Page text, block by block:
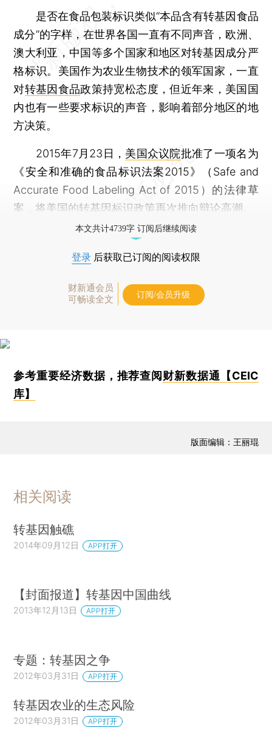
是否在食品包装标识类似“本品含有转基因食品
成分”的字样，在世界各国一直有不同声音，欧洲、
澳大利亚，中国等多个国家和地区对转基因成分严
格标识。美国作为农业生物技术的领军国家，一直
对转基因食品政策持宽松态度，但近年来，美国国
内也有一些要求标识的声音，影响着部分地区的地
方决策。
2015年7月23日， 美国众议院批准了一项名为
《安全和准确的食品标识法案2015》（Safe and
Accurate Food Labeling Act of 2015）的法律草
案，将美国的转基因标识政策再次推向辩论高潮。
本文共计4739字 订阅后继续阅读
登录 后获取已订阅的阅读权限
财新通会员
可畅读全文
订阅/会员升级
参考重要经济数据，推荐查阅 财新数据通【CEIC
库】
版面编辑：王丽琨
相关阅读
转基因触礁
2014年09月12日 APP打开
【封面报道】转基因中国曲线
2013年12月13日 APP打开
专题：转基因之争
2012年03月31日 APP打开
转基因农业的生态风险
2012年03月31日 APP打开